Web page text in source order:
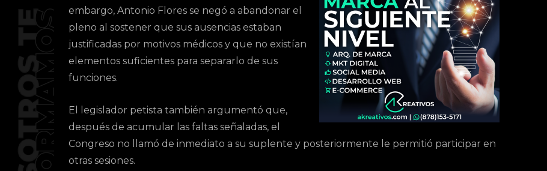
embargo, Antonio Flores se negó a abandonar el
pleno al sostener que sus ausencias estaban
justificadas por motivos médicos y que no existían
elementos suficientes para separarlo de sus
funciones.
El legislador petista también argumentó que,
después de acumular las faltas señaladas, el
Congreso no llamó de inmediato a su suplente y posteriormente le permitió participar en
otras sesiones.